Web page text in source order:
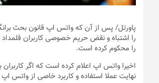
پاورتل/ پس از آن که واتس اپ قانون بحث
را اشتباه و نقض حریم خصوصی کاربران
را محکوم کرده است.
اخیرا واتس اپ اعلام کرده است که اگر
نهایت عملا استفاده و کاربرد خاصی از واتس